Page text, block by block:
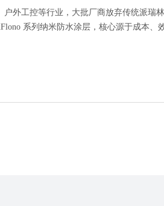
外工控等行业，大批厂商放弃传统派瑞林
系列纳米防水涂层，核心源于成本、